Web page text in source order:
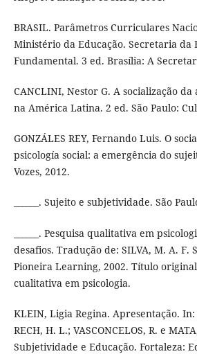
BRASIL. Parâmetros Curriculares
Ministério da Educação. Secretaria da
Fundamental. 3 ed. Brasília: A
CANCLINI, Nestor G. A socialização
na América Latina. 2 ed. São Paulo:
GONZÁLES REY, Fernando Luis. O
psicología social: a emergência do
Vozes, 2012.
______. Sujeito e subjetividade. São
______. Pesquisa qualitativa em
desafios. Tradução de: SILVA, M. A. F.
Pioneira Learning, 2002. Título
cualitativa em psicologia.
KLEIN, Ligia Regina. Apresentação. In:
RECH, H. L.; VASCONCELOS, R. e
Subjetividade e Educação. Fortaleza: